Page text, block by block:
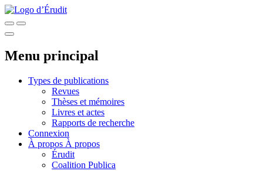
Menu principal
Types de publications
Revues
Thèses et mémoires
Livres et actes
Rapports de recherche
Connexion
À propos À propos
Érudit
Coalition Publica